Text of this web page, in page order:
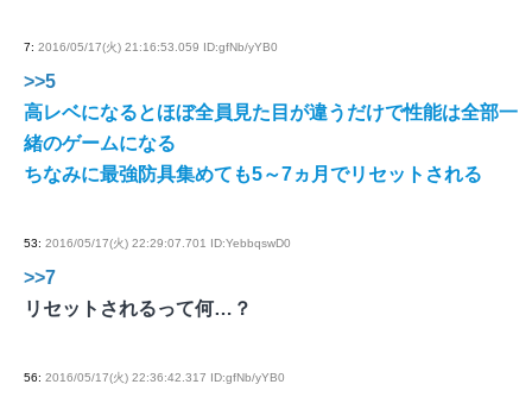
7: 2016/05/17(火) 21:16:53.059 ID:gfNb/yYB0
>>5
高レベになるとほぼ全員見た目が違うだけで性能は全部一
緒のゲームになる
ちなみに最強防具集めても5～7ヵ月でリセットされる
53: 2016/05/17(火) 22:29:07.701 ID:YebbqswD0
>>7
リセットされるって何…？
56: 2016/05/17(火) 22:36:42.317 ID:gfNb/yYB0